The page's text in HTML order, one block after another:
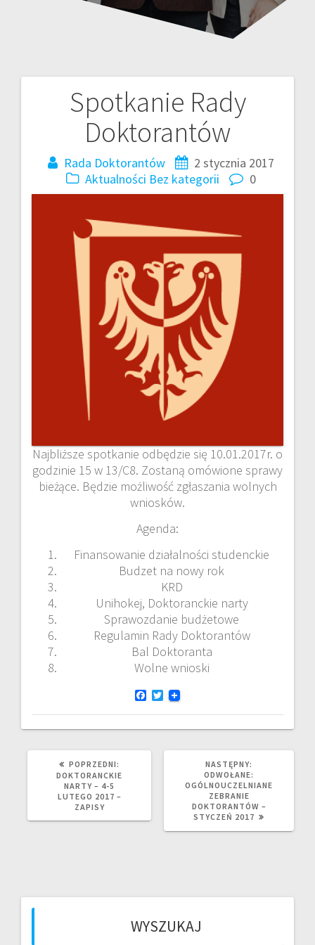
Spotkanie Rady
Doktorantów
Rada Doktorantów
2 stycznia 2017
Aktualności Bez kategorii 0
Najbliższe spotkanie odbędzie się 10.01.2017r. o
godzinie 15 w 13/C8. Zostaną omówione sprawy
bieżące. Będzie możliwość zgłaszania wolnych
wniosków.
Agenda:
Finansowanie działalności studenckie
Budzet na nowy rok
KRD
Unihokej, Doktoranckie narty
Sprawozdanie budżetowe
Regulamin Rady Doktorantów
Bal Doktoranta
Wolne wnioski
c
e
o
T
w
i
t
e
Nawigacja
POPRZEDNI:
WPIS:
DOKTORANCKIE
NARTY – 4-5
LUTEGO 2017 –
ZAPISY
NASTĘPNY:
WPIS:
ODWOŁANE:
OGÓLNOUCZELNIANE
ZEBRANIE
DOKTORANTÓW –
STYCZEŃ 2017
WYSZUKAJ